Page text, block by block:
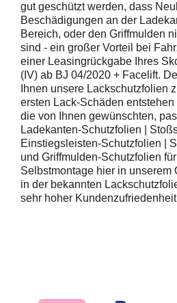
gut geschützt werden, dass
Beschädigungen an der
Bereich, oder den Griffmulden
sind - ein großer Vorteil bei
einer Leasingrückgabe Ihres
(IV) ab BJ 04/2020 + Facelift.
Ihnen unsere Lackschutzfolien
ersten Lack-Schäden
die von Ihnen gewünschten,
Ladekanten-Schutzfolien |
Einstiegsleisten-Schutzfolien |
und Griffmulden-Schutzfolien
Selbstmontage hier in unserem
in der bekannten
sehr hoher